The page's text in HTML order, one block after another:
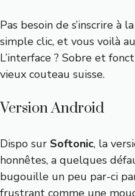
Pas besoin de s’inscrire à
simple clic, et vous voilà
L’interface ? Sobre et
vieux couteau suisse.
Version Android
Dispo sur Softonic, la
honnêtes, a quelques
bugouille un peu par-ci
frustrant comme une